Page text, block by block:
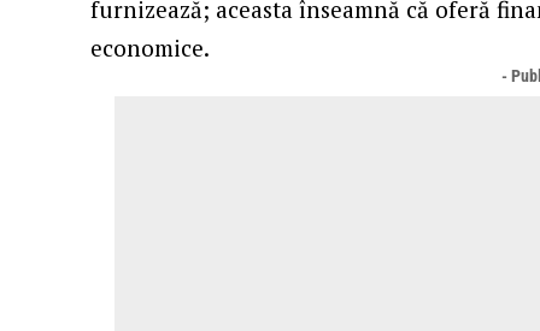
furnizează; aceasta înseamnă că oferă
economice.
-